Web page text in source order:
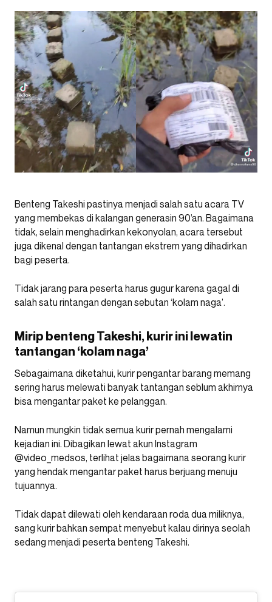
Benteng Takeshi pastinya menjadi salah satu acara TV
yang membekas di kalangan generasin 90’an. Bagaimana
tidak, selain menghadirkan kekonyolan, acara tersebut
juga dikenal dengan tantangan ekstrem yang dihadirkan
bagi peserta.
Tidak jarang para peserta harus gugur karena gagal di
salah satu rintangan dengan sebutan ‘kolam naga’.
Mirip benteng Takeshi, kurir ini lewatin
tantangan ‘kolam naga’
Sebagaimana diketahui, kurir pengantar barang memang
sering harus melewati banyak tantangan seblum akhirnya
bisa mengantar paket ke pelanggan.
Namun mungkin tidak semua kurir pernah mengalami
kejadian ini. Dibagikan lewat akun Instagram
@video_medsos, terlihat jelas bagaimana seorang kurir
yang hendak mengantar paket harus berjuang menuju
tujuannya.
Tidak dapat dilewati oleh kendaraan roda dua miliknya,
sang kurir bahkan sempat menyebut kalau dirinya seolah
sedang menjadi peserta benteng Takeshi.